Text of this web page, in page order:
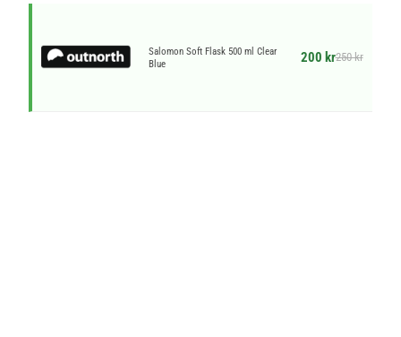
Salomon Soft Flask 500 ml Clear
Blue
200 kr250 kr